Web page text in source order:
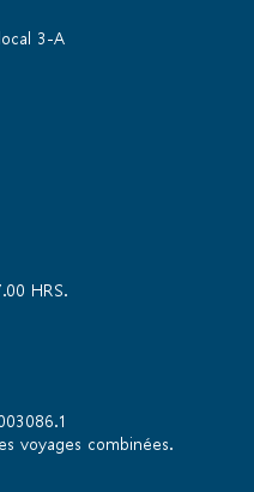
3-A
HRS.
voyages combinées.